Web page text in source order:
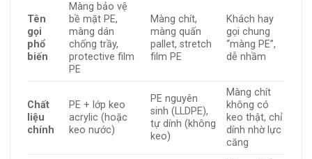
Tên
gọi
phổ
biến
Màng bảo vệ
bề mặt PE,
màng dán
chống trầy,
protective film
PE
Màng chít,
màng quấn
pallet, stretch
film PE
Khách hay
gọi chung
“màng PE”,
dễ nhầm
Chất
liệu
chính
PE + lớp keo
acrylic (hoặc
keo nước)
PE nguyên
sinh (LLDPE),
tự dính (không
keo)
Màng chít
không có
keo thật, chỉ
dính nhờ lực
căng